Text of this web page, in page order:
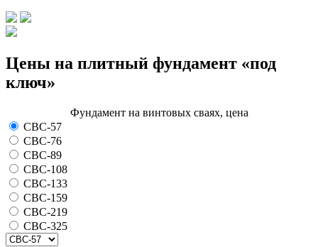
Цены на плитный фундамент «под
ключ»
Фундамент на винтовых сваях, цена
СВС-57
СВС-76
СВС-89
СВС-108
СВС-133
СВС-159
СВС-219
СВС-325